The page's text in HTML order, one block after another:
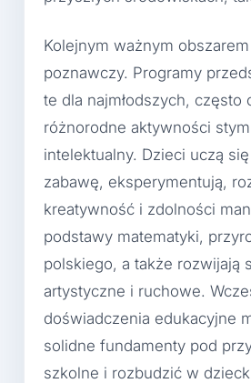
Kolejnym ważnym
poznawczy. Programy
te dla najmłodszych, często
różnorodne aktywności
intelektualny. Dzieci uczą
zabawę, eksperymentują,
kreatywność i zdolności
podstawy matematyki,
polskiego, a także rozwijają
artystyczne i ruchowe.
doświadczenia edukacyjne
solidne fundamenty pod
szkolne i rozbudzić w